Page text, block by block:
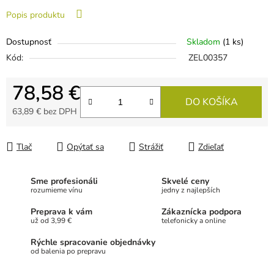
Popis produktu
Dostupnosť Skladom (1 ks)
Kód:
ZEL00357
78,58 €
63,89 € bez DPH
DO KOŠÍKA
Tlač Opýtať sa Strážiť Zdieľať
Sme profesionáli
rozumieme vínu
Skvelé ceny
jedny z najlepších
Preprava k vám
už od 3,99 €
Zákaznícka podpora
telefonicky a online
Rýchle spracovanie objednávky
od balenia po prepravu